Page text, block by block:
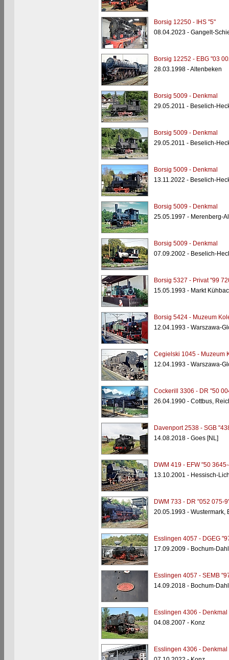
Borsig 12250 - IHS "5"
08.04.2023 - Gangelt-
Borsig 12252 - EBG "03
28.03.1998 - Altenbeken
Borsig 5009 - Denkmal
29.05.2011 - Beselich-
Borsig 5009 - Denkmal
29.05.2011 - Beselich-
Borsig 5009 - Denkmal
13.11.2022 - Beselich-
Borsig 5009 - Denkmal
25.05.1997 - Merenberg-
Borsig 5009 - Denkmal
07.09.2002 - Beselich-
Borsig 5327 - Privat "99
15.05.1993 - Markt
Borsig 5424 - Muzeum
12.04.1993 - Warszawa-
Cegielski 1045 - Muzeum
12.04.1993 - Warszawa-
Cockerill 3306 - DR "50
26.04.1990 - Cottbus,
Davenport 2538 - SGB
14.08.2018 - Goes [NL]
DWM 419 - EFW "50
13.10.2001 - Hessisch-
DWM 733 - DR "052 075-
20.05.1993 - Wustermark,
Esslingen 4057 - DGEG
17.09.2009 - Bochum-
Esslingen 4057 - SEMB
14.09.2018 - Bochum-
Esslingen 4306 - Denkmal
04.08.2007 - Konz
Esslingen 4306 - Denkmal